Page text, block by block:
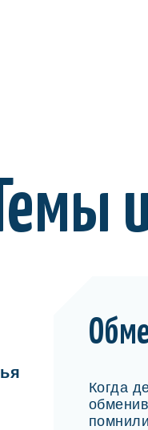
Когда